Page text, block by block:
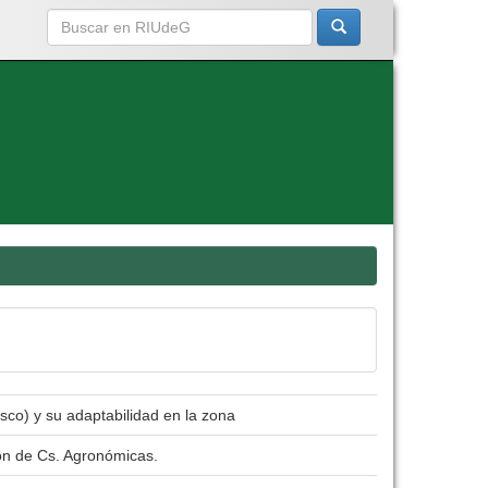
y su adaptabilidad en la zona
de Cs. Agronómicas.